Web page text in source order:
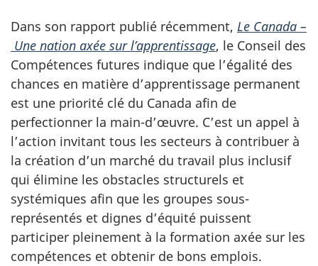
Dans son rapport publié récemment, Le Canada –
Une nation axée sur l’apprentissage, le Conseil des
Compétences futures indique que l’égalité des
chances en matière d’apprentissage permanent
est une priorité clé du Canada afin de
perfectionner la main-d’œuvre. C’est un appel à
l’action invitant tous les secteurs à contribuer à
la création d’un marché du travail plus inclusif
qui élimine les obstacles structurels et
systémiques afin que les groupes sous-
représentés et dignes d’équité puissent
participer pleinement à la formation axée sur les
compétences et obtenir de bons emplois.